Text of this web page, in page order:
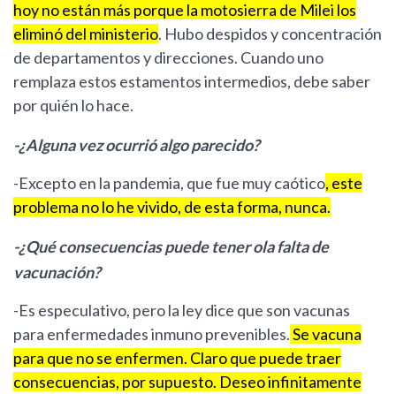
hoy no están más porque la motosierra de Milei los
eliminó del ministerio. Hubo despidos y concentración
de departamentos y direcciones. Cuando uno
remplaza estos estamentos intermedios, debe saber
por quién lo hace.
-¿Alguna vez ocurrió algo parecido?
-Excepto en la pandemia, que fue muy caótico, este
problema no lo he vivido, de esta forma, nunca.
-¿Qué consecuencias puede tener ola falta de
vacunación?
-Es especulativo, pero la ley dice que son vacunas
para enfermedades inmuno prevenibles.Se vacuna
para que no se enfermen. Claro que puede traer
consecuencias, por supuesto. Deseo infinitamente